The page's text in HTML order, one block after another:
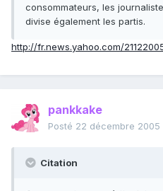
consommateurs, les
divise également les partis.
http://fr.news.yahoo.com/
pankkake
Posté 22 décembre 2005
Citation